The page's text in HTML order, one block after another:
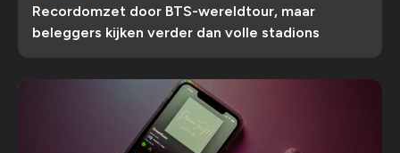
Recordomzet door BTS-wereldtour, maar
beleggers kijken verder dan volle stadions